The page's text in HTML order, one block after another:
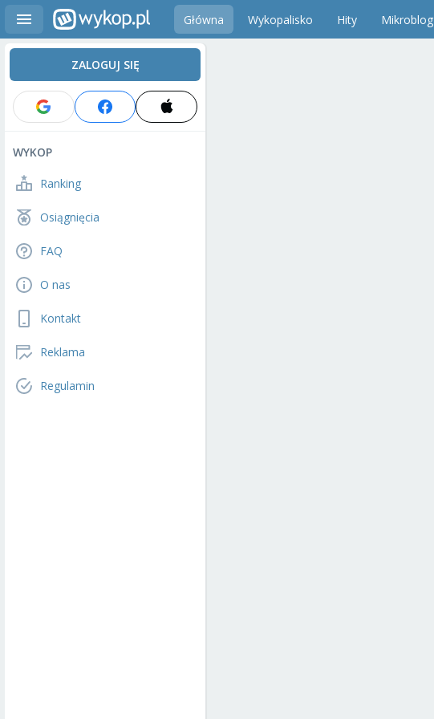
Główna Wykopalisko Hity Mikroblog
ZALOGUJ SIĘ
WYKOP
Ranking
Osiągnięcia
FAQ
O nas
Kontakt
Reklama
Regulamin